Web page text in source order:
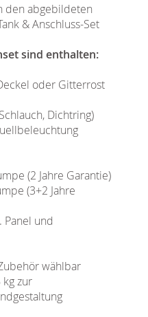
den abgebildeten
& Anschluss-Set
sind enthalten:
oder Gitterrost
Dichtring)
(2 Jahre Garantie)
(3+2 Jahre
und
wählbar
kg zur